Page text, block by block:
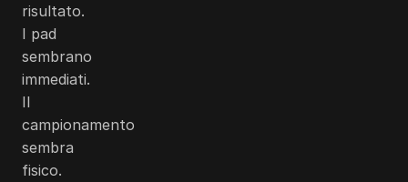
risultato.
I pad
sembrano
immediati.
Il
campionamento
sembra
fisico.